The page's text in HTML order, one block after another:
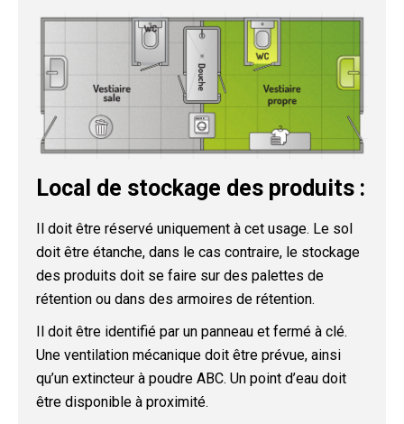
Local de stockage des produits :
Il doit être réservé uniquement à cet usage. Le sol
doit être étanche, dans le cas contraire, le stockage
des produits doit se faire sur des palettes de
rétention ou dans des armoires de rétention.
Il doit être identifié par un panneau et fermé à clé.
Une ventilation mécanique doit être prévue, ainsi
qu’un extincteur à poudre ABC. Un point d’eau doit
être disponible à proximité.